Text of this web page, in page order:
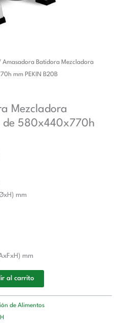
Amasadora Batidora Mezcladora
mm PEKIN B20B
Mezcladora
580x440x770h
€.
mm
mm
al carrito
de Alimentos